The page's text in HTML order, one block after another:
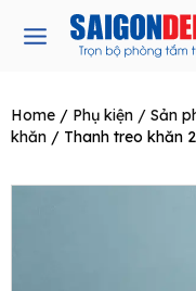
Main
Home / Phụ kiện / Sản
khăn / Thanh treo khăn